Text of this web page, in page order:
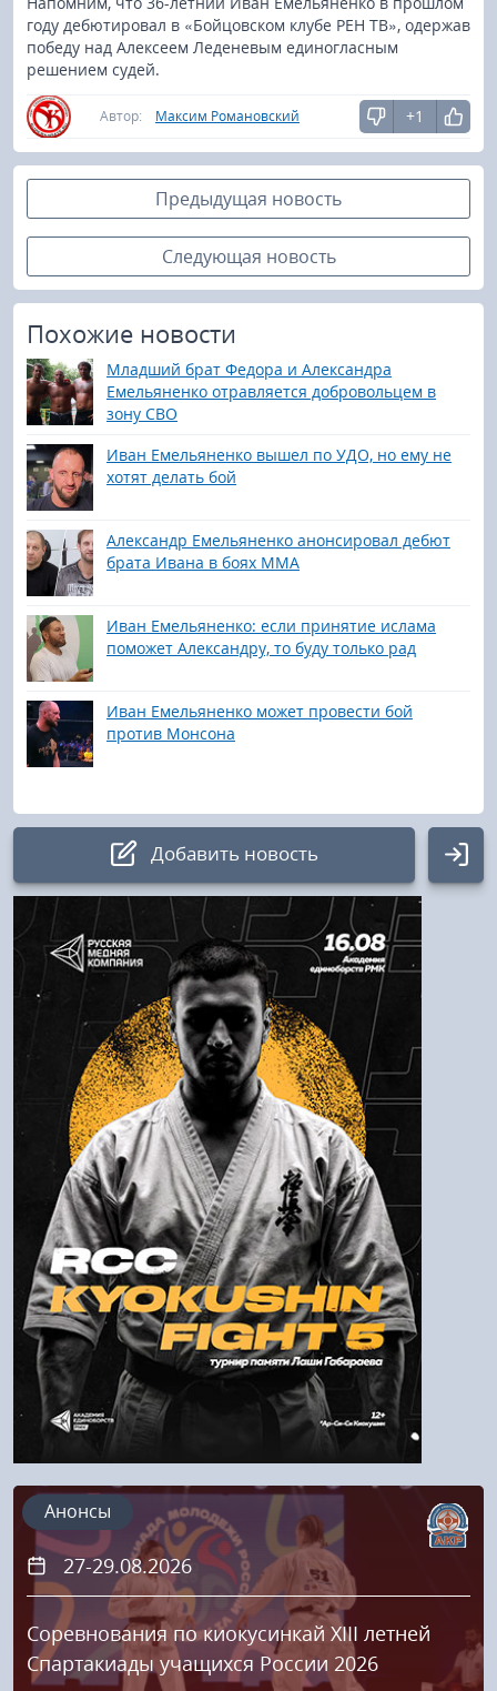
году дебютировал в «Бойцовском клубе РЕН ТВ», одержав
победу над Алексеем Леденевым единогласным
решением судей.
Автор: Максим Романовский +1
Предыдущая новость
Следующая новость
Похожие новости
Младший брат Федора и Александра
Емельяненко отравляется добровольцем в
зону СВО
Иван Емельяненко вышел по УДО, но ему не
хотят делать бой
Александр Емельяненко анонсировал дебют
брата Ивана в боях ММА
Иван Емельяненко: если принятие ислама
поможет Александру, то буду только рад
Иван Емельяненко может провести бой
против Монсона
Добавить новость
Авторизация
Логин:
Пароль
Войти
Напомнить пароль
Регистрация
27-29.08.2026
Соревнования по киокусинкай XIII летней
Спартакиады учащихся России 2026
Анонсы